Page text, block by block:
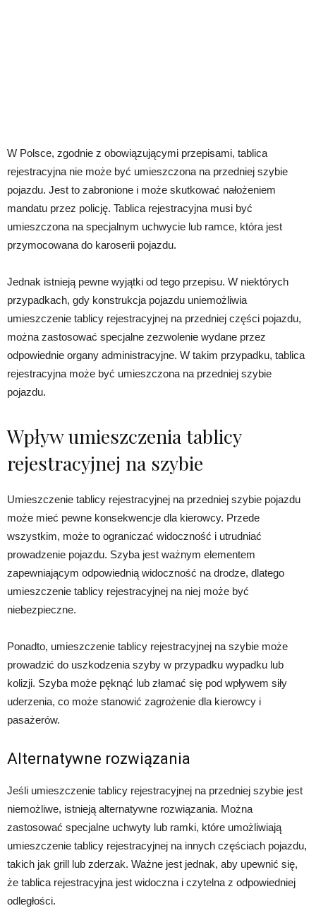
W Polsce, zgodnie z obowiązującymi przepisami, tablica
rejestracyjna nie może być umieszczona na przedniej szybie
pojazdu. Jest to zabronione i może skutkować nałożeniem
mandatu przez policję. Tablica rejestracyjna musi być
umieszczona na specjalnym uchwycie lub ramce, która jest
przymocowana do karoserii pojazdu.
Jednak istnieją pewne wyjątki od tego przepisu. W niektórych
przypadkach, gdy konstrukcja pojazdu uniemożliwia
umieszczenie tablicy rejestracyjnej na przedniej części pojazdu,
można zastosować specjalne zezwolenie wydane przez
odpowiednie organy administracyjne. W takim przypadku, tablica
rejestracyjna może być umieszczona na przedniej szybie
pojazdu.
Wpływ umieszczenia tablicy
rejestracyjnej na szybie
Umieszczenie tablicy rejestracyjnej na przedniej szybie pojazdu
może mieć pewne konsekwencje dla kierowcy. Przede
wszystkim, może to ograniczać widoczność i utrudniać
prowadzenie pojazdu. Szyba jest ważnym elementem
zapewniającym odpowiednią widoczność na drodze, dlatego
umieszczenie tablicy rejestracyjnej na niej może być
niebezpieczne.
Ponadto, umieszczenie tablicy rejestracyjnej na szybie może
prowadzić do uszkodzenia szyby w przypadku wypadku lub
kolizji. Szyba może pęknąć lub złamać się pod wpływem siły
uderzenia, co może stanowić zagrożenie dla kierowcy i
pasażerów.
Alternatywne rozwiązania
Jeśli umieszczenie tablicy rejestracyjnej na przedniej szybie jest
niemożliwe, istnieją alternatywne rozwiązania. Można
zastosować specjalne uchwyty lub ramki, które umożliwiają
umieszczenie tablicy rejestracyjnej na innych częściach pojazdu,
takich jak grill lub zderzak. Ważne jest jednak, aby upewnić się,
że tablica rejestracyjna jest widoczna i czytelna z odpowiedniej
odległości.